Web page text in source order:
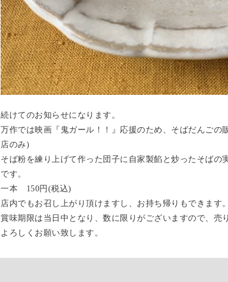
続けてのお知らせになります。
万作では映画『鬼ガール！！』応援のため、そばだんご
店のみ)
そば粉を練り上げて作った団子に自家製餡と炒ったそばの
です。
一本 150円(税込)
店内でもお召し上がり頂けますし、お持ち帰りもできます。
賞味期限は当日中となり、数に限りがございますので、売
よろしくお願い致します。